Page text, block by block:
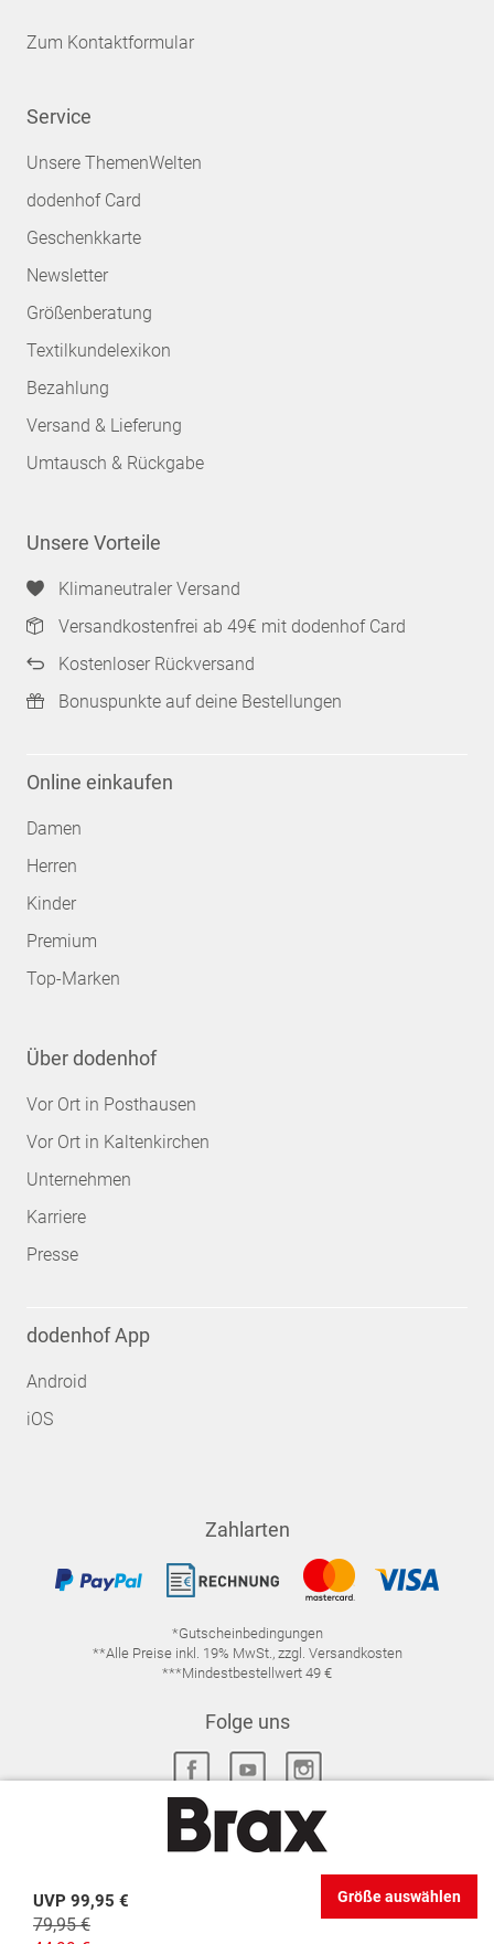
UVP 99,95 €
79,95 €
Größe auswählen
Zum Kontaktformular
Service
Unsere ThemenWelten
dodenhof Card
Geschenkkarte
Newsletter
Größenberatung
Textilkundelexikon
Bezahlung
Versand & Lieferung
Umtausch & Rückgabe
Unsere Vorteile
Klimaneutraler Versand
Versandkostenfrei ab 49€ mit dodenhof Card
Kostenloser Rückversand
Bonuspunkte auf deine Bestellungen
Online einkaufen
Damen
Herren
Kinder
Premium
Top-Marken
Über dodenhof
Vor Ort in Posthausen
Vor Ort in Kaltenkirchen
Unternehmen
Karriere
Presse
dodenhof App
Android
iOS
Zahlarten
*Gutscheinbedingungen
**Alle Preise inkl. 19% MwSt., zzgl. Versandkosten
***Mindestbestellwert 49 €
Folge uns
DATENSCHUTZ-EINSTELLUNGEN
WIDERRUFSRECHT